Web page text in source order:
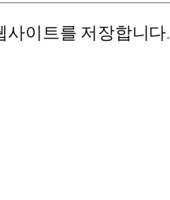
사이트를 저장합니다.